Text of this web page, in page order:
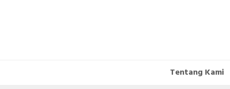
Tentang Kami